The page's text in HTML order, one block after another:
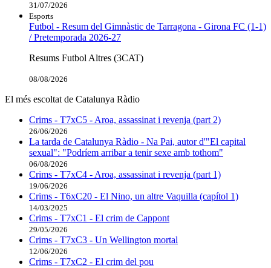
31/07/2026
Esports
Futbol - Resum del Gimnàstic de Tarragona - Girona FC (1-1)
/ Pretemporada 2026-27
Resums Futbol Altres (3CAT)
08/08/2026
El més escoltat de Catalunya Ràdio
Crims - T7xC5 - Aroa, assassinat i revenja (part 2)
26/06/2026
La tarda de Catalunya Ràdio - Na Pai, autor d'"El capital
sexual": "Podríem arribar a tenir sexe amb tothom"
06/08/2026
Crims - T7xC4 - Aroa, assassinat i revenja (part 1)
19/06/2026
Crims - T6xC20 - El Nino, un altre Vaquilla (capítol 1)
14/03/2025
Crims - T7xC1 - El crim de Cappont
29/05/2026
Crims - T7xC3 - Un Wellington mortal
12/06/2026
Crims - T7xC2 - El crim del pou